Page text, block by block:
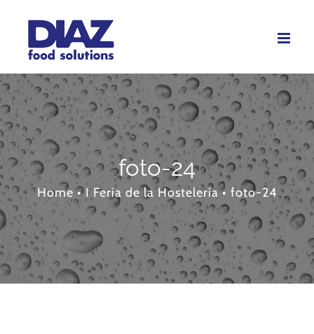
content
foto-24
Home • I Feria de la Hostelería • foto-24